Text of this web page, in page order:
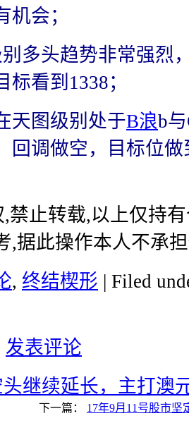
机会；
多头趋势非常强烈
看到1338；
天图级别处于B浪b
回调做空，目标位
禁止转载,以上仅持
,据此操作本人不承
, 终结楔形 | Filed
发表评论
继续延长，主打澳
下一篇： 17年9月11号股市